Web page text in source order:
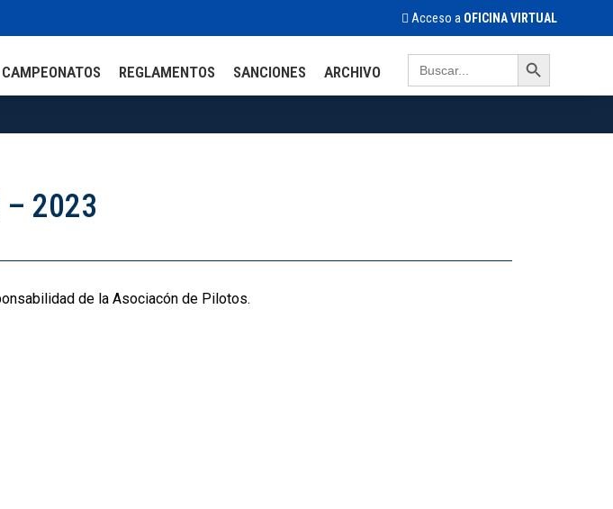
Acceso a OFICINA VIRTUAL
CAMPEONATOS REGLAMENTOS SANCIONES ARCHIVO
Search
for:
Search Button
– 2023
de la Asociacón de Pilotos.